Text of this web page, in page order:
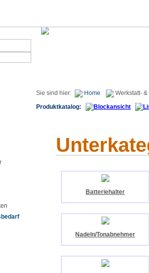
Sie sind hier: Home
Werkstatt-
Produktkatalog:
Batteriehalter
Nadeln/Tonabnehmer